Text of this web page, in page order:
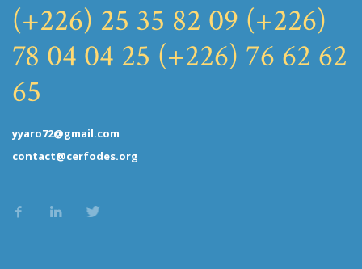
(+226) 25 35 82 09 (+226)
78 04 04 25 (+226) 76 62 62
65
yyaro72@gmail.com
contact@cerfodes.org